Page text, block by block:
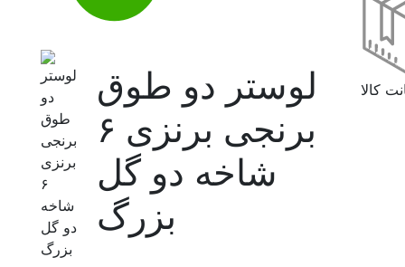
لوستر دو طوق
برنجی برنزی ۶
شاخه دو گل
بزرگ
کالا